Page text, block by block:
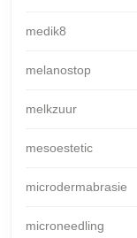
medik8
melanostop
melkzuur
mesoestetic
microdermabrasie
microneedling